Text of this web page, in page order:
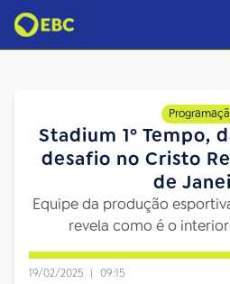
Stadium 1º Tempo,
desafio no Cristo
de
Equipe da produção
revela como é o
19/02/2025 | 09:15